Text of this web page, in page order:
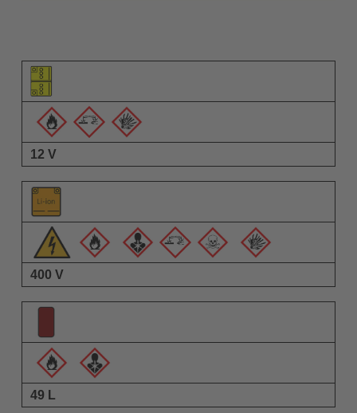
要素のピクトグラム
警告ピクトグラム
説明
12 V
400 V
49 L